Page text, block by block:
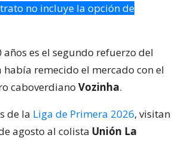
no incluye la opción de
años es el segundo refuerzo del
había remecido el mercado con el
caboverdiano Vozinha.
de la Liga de Primera 2026, visitan
agosto al colista Unión La